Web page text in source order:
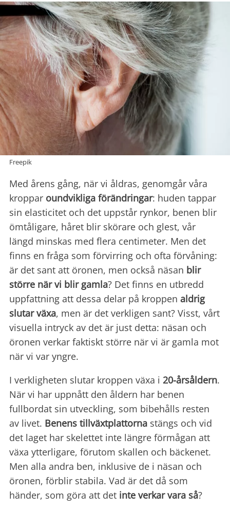
Freepik
Med årens gång, när vi åldras, genomgår våra
kroppar oundvikliga förändringar: huden tappar
sin elasticitet och det uppstår rynkor, benen blir
ömtåligare, håret blir skörare och glest, vår
längd minskas med flera centimeter. Men det
finns en fråga som förvirring och ofta förvåning:
är det sant att öronen, men också näsan blir
större när vi blir gamla? Det finns en utbredd
uppfattning att dessa delar på kroppen aldrig
slutar växa, men är det verkligen sant? Visst, vårt
visuella intryck av det är just detta: näsan och
öronen verkar faktiskt större när vi är gamla mot
när vi var yngre.
I verkligheten slutar kroppen växa i 20-årsåldern.
När vi har uppnått den åldern har benen
fullbordat sin utveckling, som bibehålls resten
av livet. Benens tillväxtplattorna stängs och vid
det laget har skelettet inte längre förmågan att
växa ytterligare, förutom skallen och bäckenet.
Men alla andra ben, inklusive de i näsan och
öronen, förblir stabila. Vad är det då som
händer, som göra att det inte verkar vara så?